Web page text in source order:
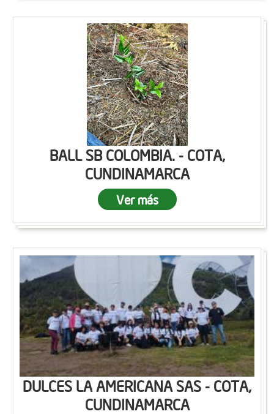
BALL SB COLOMBIA. - COTA,
CUNDINAMARCA
Ver más
DULCES LA AMERICANA SAS - COTA,
CUNDINAMARCA